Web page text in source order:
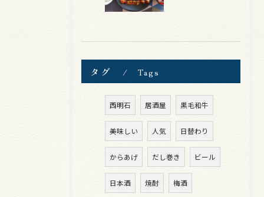
タグ Tags
西明石 居酒屋 黒毛和牛
美味しい 人気 日替わり
からあげ だし巻き ビール
日本酒 焼酎 梅酒